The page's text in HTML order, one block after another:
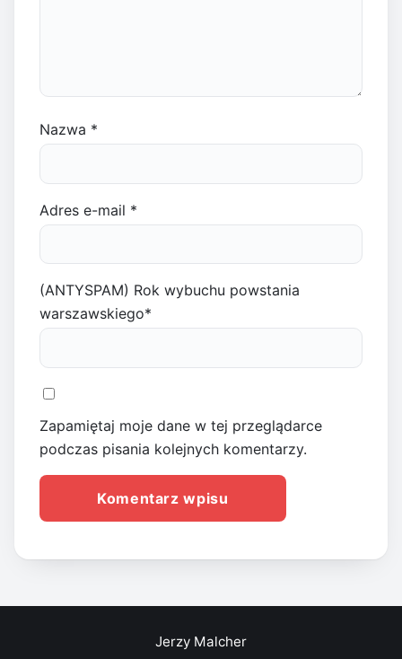
Nazwa *
Adres e-mail *
(ANTYSPAM) Rok wybuchu powstania
warszawskiego*
Zapamiętaj moje dane w tej przeglądarce
podczas pisania kolejnych komentarzy.
Jerzy Malcher